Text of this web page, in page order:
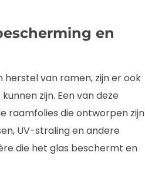
en
van ramen, zijn er ook
zijn. Een van deze
raamfolies die ontworpen zijn
UV-straling en andere
die het glas beschermt en